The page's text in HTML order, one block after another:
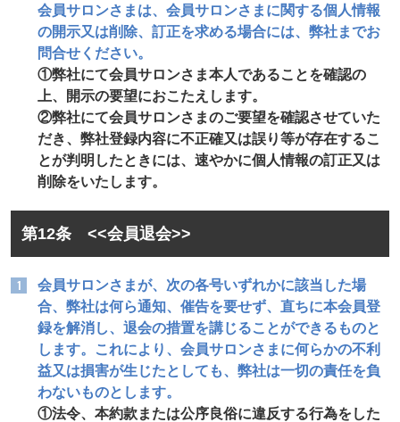
会員サロンさまは、会員サロンさまに関する個人情報
の開示又は削除、訂正を求める場合には、弊社までお
問合せください。
①弊社にて会員サロンさま本人であることを確認の
上、開示の要望におこたえします。
②弊社にて会員サロンさまのご要望を確認させていた
だき、弊社登録内容に不正確又は誤り等が存在するこ
とが判明したときには、速やかに個人情報の訂正又は
削除をいたします。
第12条 <<会員退会>>
会員サロンさまが、次の各号いずれかに該当した場
合、弊社は何ら通知、催告を要せず、直ちに本会員登
録を解消し、退会の措置を講じることができるものと
します。これにより、会員サロンさまに何らかの不利
益又は損害が生じたとしても、弊社は一切の責任を負
わないものとします。
①法令、本約款または公序良俗に違反する行為をした